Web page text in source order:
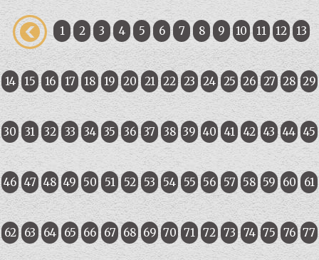
1 2 3 4 5 6 7 8 9 10 11 12 13
14 15 16 17 18 19 20 21 22 23 24 25 26 27 28 29
30 31 32 33 34 35 36 37 38 39 40 41 42 43 44 45
46 47 48 49 50 51 52 53 54 55 56 57 58 59 60 61
62 63 64 65 66 67 68 69 70 71 72 73 74 75 76 77